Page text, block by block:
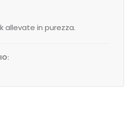
allevate in purezza.